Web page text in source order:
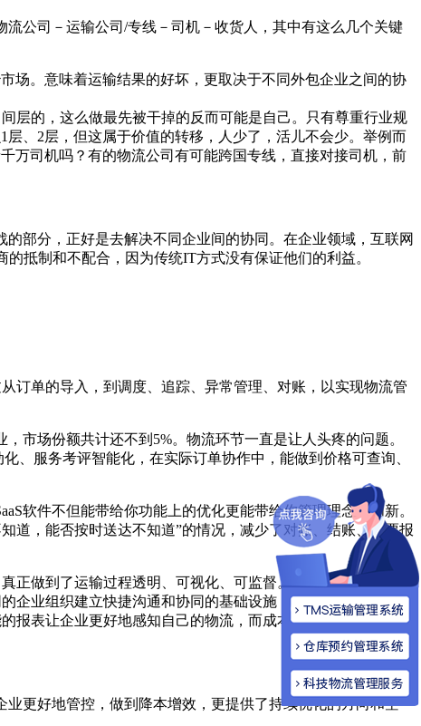
公司－运输公司/专线－司机－收货人，其中有这么几个关键
场。意味着运输结果的好坏，更取决于不同外包企业之间的协
层的，这么做最先被干掉的反而可能是自己。只有尊重行业规
、2层，但这属于价值的转移，人少了，活儿不会少。举例而
万司机吗？有的物流公司有可能跨国专线，直接对接司机，前
部分，正好是去解决不同企业间的协同。在企业领域，互联网
抵制和不配合，因为传统IT方式没有保证他们的利益。
订单的导入，到调度、追踪、异常管理、对账，以实现物流管
市场份额共计还不到5%。物流环节一直是让人头疼的问题。
、服务考评智能化，在实际订单协作中，能做到价格可查询、
软件不但能带给你功能上的优化更能带给你管理理念的创新。
道，能否按时送达不知道”的情况，减少了对账、结账、发票报
正做到了运输过程透明、可视化、可监督。同时，运用信息技
企业组织建立快捷沟通和协同的基础设施，并把必要的业务信
报表让企业更好地感知自己的物流，而成本对标也为各个企业
业更好地管控，做到降本增效，更提供了持续优化的方向和空